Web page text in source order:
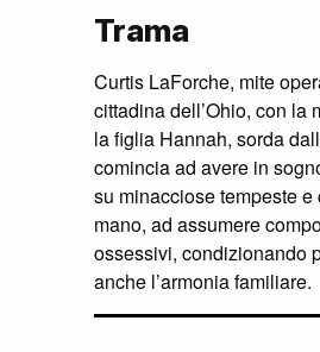
Trama
Curtis LaForche, mite
cittadina dell’Ohio, con la
la figlia Hannah, sorda
comincia ad avere in
su minacciose tempeste e
mano, ad assumere
ossessivi, condizionando
anche l’armonia familiare.